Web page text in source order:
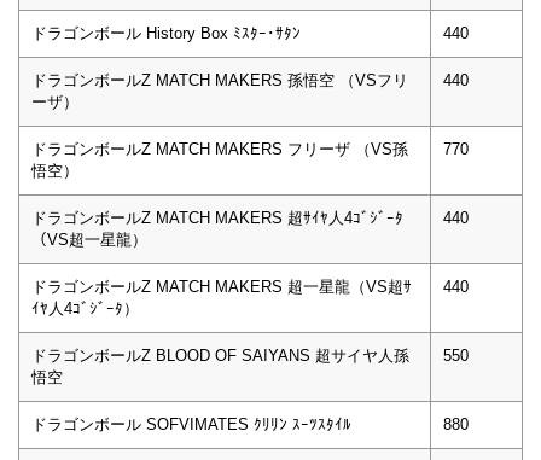
ドラゴンボール History Box ﾐｽﾀｰ･ｻﾀﾝ 440
ドラゴンボールZ MATCH MAKERS 孫悟空 （VSフリ
ーザ）
440
ドラゴンボールZ MATCH MAKERS フリーザ （VS孫
悟空）
770
ドラゴンボールZ MATCH MAKERS 超ｻｲﾔ人4ｺﾞｼﾞｰﾀ
（VS超一星龍）
440
ドラゴンボールZ MATCH MAKERS 超一星龍（VS超ｻ
ｲﾔ人4ｺﾞｼﾞｰﾀ）
440
ドラゴンボールZ BLOOD OF SAIYANS 超サイヤ人孫
悟空
550
ドラゴンボール SOFVIMATES ｸﾘﾘﾝ ｽｰﾂｽﾀｲﾙ 880